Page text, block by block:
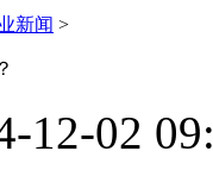
新闻 >
12-02